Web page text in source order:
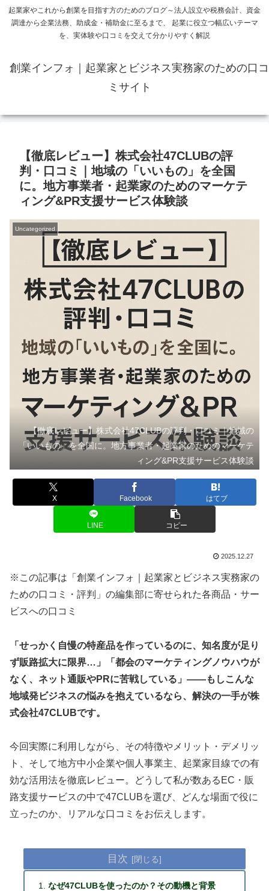
起業家やこれから創業を目指す方のためのブログ～法人設立や税務会計、資金
調達から企業法務、助成金・補助金に至るまで、 起業に役立つ幅広いテーマ
を、実体験や口コミを交えて分かりやすく解説
創業インフォ｜起業家とビジネス実務家のための口コ
ミサイト
【徹底レビュー】株式会社47CLUBの評
判・口コミ｜地域の「いいもの」を全国
に。地方事業者・起業家のためのマーケテ
ィング&PR支援サービス体験談
Uncategorized
【徹底レビュー】株式会社47CLUBの評判・口コミ｜地域の
「いいもの」を全国に。地方事業者・起業家のためのマーケテ
ィング&PR支援サービス体験談
X Facebook はてブ
LINE コピー
2025.12.27
※この記事は「創業インフォ｜起業家とビジネス実務家の
ための口コミ・評判」の編集部に寄せられた各商品・サー
ビスへの口コミ
「せっかく自慢の特産品を作っているのに、知名度が足り
ず販路拡大に限界…」「都会のマーケティングノウハウが
なく、ネット通販やPRに苦戦している」――もしこんな
地域発ビジネスの悩みを抱えているなら、解決の一手が株
式会社47CLUBです。
今回実際に利用しながら、その特徴やメリット・デメリッ
ト、そして地方中小企業や個人事業主、起業家目線での有
効な活用法を徹底レビュー。どうして私が数あるEC・販
路支援サービスの中で47CLUBを選び、どんな場面で役に
立ったのか、リアルな口コミをお伝えします。
目次
なぜ47CLUBを使ったのか？その動機と背景